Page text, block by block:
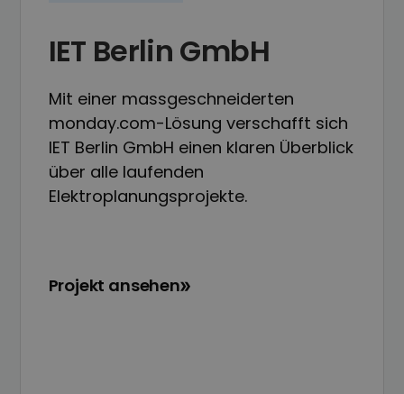
IET Berlin GmbH
Mit einer massgeschneiderten
monday.com-Lösung verschafft sich
IET Berlin GmbH einen klaren Überblick
über alle laufenden
Elektroplanungsprojekte.
Projekt ansehen